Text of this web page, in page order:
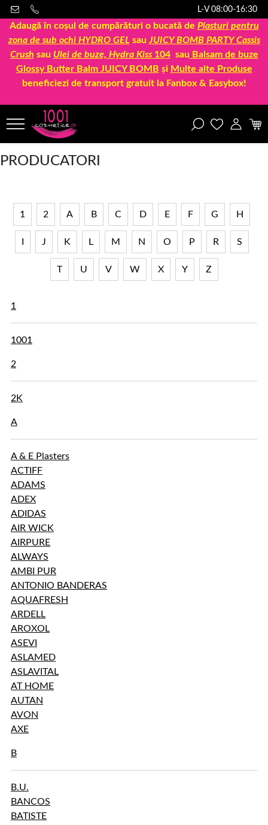
L-V 08:00-16:30
Adaugă în coșul de cumpărături o bucată de Plasturi pentru
zona de sub ochi HYDRO GEL sau JUICY BOMB PARTY Cassis
Crush sau Ulei de buze, Hydra Kiss 104sau Balsam de buze
Glossy Butter Balm JUICY BOMB și Multe alte Produse
beneficiezi de transport gratuit la Fanbox & Easybox!
PRODUCATORI
1 2 A B C D E F G H
J K L M N O P R S
T U V W X Y Z
1
1001
2
2K
A
A & E Plasters
ACTIFF
ADAMS
ADEX
ADIDAS
AIR WICK
AIRPURE
ALWAYS
AMBI PUR
ANTONIO BANDERAS
AQUAFRESH
ARDELL
AROXOL
ASEVI
ASLAMED
ASLAVITAL
AT HOME
AUTAN
AVON
AXE
B
B.U.
BANCOS
BATISTE